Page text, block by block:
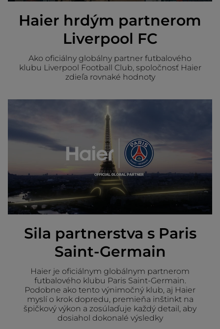
Haier hrdým partnerom
Liverpool FC
Ako oficiálny globálny partner futbalového
klubu Liverpool Football Club, spoločnosť Haier
zdieľa rovnaké hodnoty
Sila partnerstva s Paris
Saint-Germain
Haier je oficiálnym globálnym partnerom
futbalového klubu Paris Saint-Germain.
Podobne ako tento výnimočný klub, aj Haier
myslí o krok dopredu, premieňa inštinkt na
špičkový výkon a zosúlaďuje každý detail, aby
dosiahol dokonalé výsledky